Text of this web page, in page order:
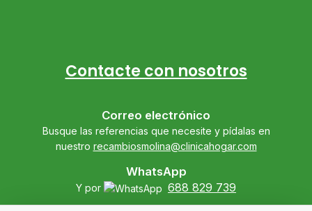
Contacte con nosotros
Correo electrónico
Busque las referencias que necesite y pídalas en
nuestro recambiosmolina@clinicahogar.com
WhatsApp
Y por 688 829 739